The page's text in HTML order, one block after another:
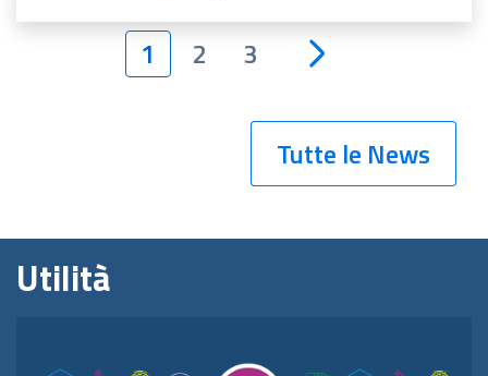
1
2 3
Tutte le News
Utilità